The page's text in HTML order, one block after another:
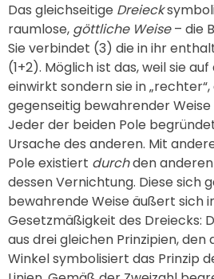
Das gleichseitige Dreieck
raumlose, göttliche Weise– die
Sie verbindet (3) die in ihr
(1+2). Möglich ist das, weil sie
einwirkt sondern sie in „rechter“,
gegenseitig bewahrender Weise
Jeder der beiden Pole
Ursache des anderen. Mit
Pole existiert durchden
dessen Vernichtung. Diese sich
bewahrende Weise äußert sich
Gesetzmäßigkeit des Dreiecks:
aus drei gleichen Prinzipien, den
Winkel symbolisiert das Prinzip